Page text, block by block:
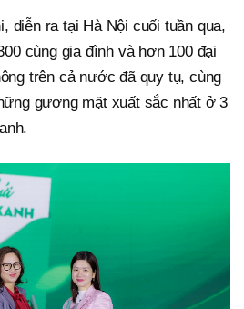
diễn ra tại Hà Nội cuối tuần qua,
cùng gia đình và hơn 100 đại
trên cả nước đã quy tụ, cùng
gương mặt xuất sắc nhất ở 3